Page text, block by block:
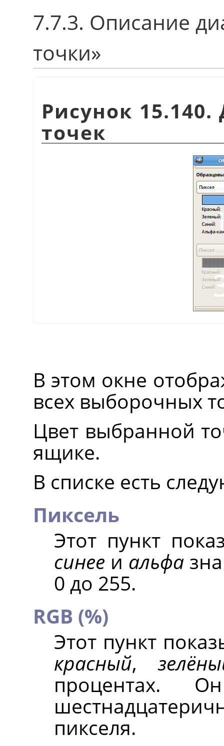
7.7.3. Описание
точки»
Рисунок
точек
В этом окне
всех выборочных
Цвет выбранной
ящике.
В списке есть
Пиксель
Этот пункт
синее и альфа
0 до 255.
RGB (%)
Этот пункт
красный,
процентах.
пикселя.